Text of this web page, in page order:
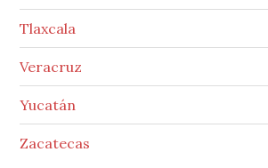
Tlaxcala
Veracruz
Yucatán
Zacatecas